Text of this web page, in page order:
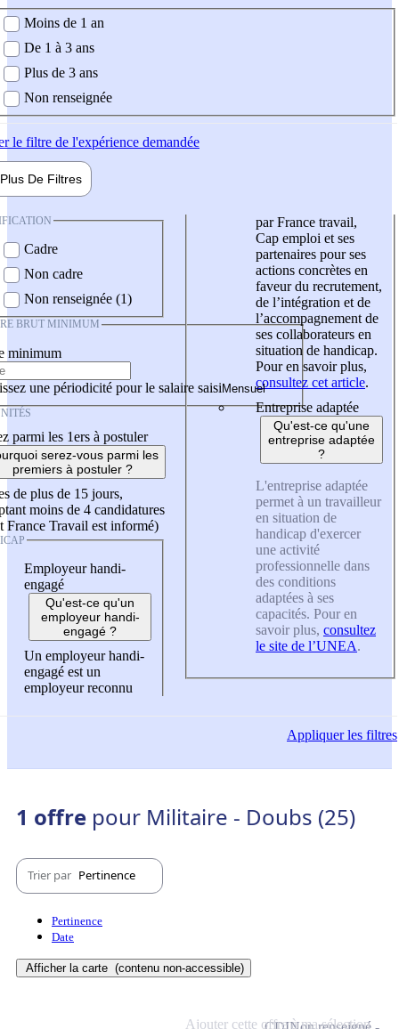
demandée
Moins de 1 an
De 1 à 3 ans
Plus de 3 ans
Non renseignée
le filtre de l'expérience demandée
Plus De Filtres
Cadre
Non cadre
Non renseignée (1)
BRUT MINIMUM
minimum
une périodicité pour le salaire saisi
parmi les 1ers à postuler
serez-vous parmi les
premiers à postuler ?
de plus de 15 jours,
moins de 4 candidatures
France Travail est informé)
Employeur handi-
engagé
Qu'est-ce qu'un
employeur handi-
engagé ?
Un employeur handi-
engagé est un
employeur reconnu
par France travail,
Cap emploi et ses
partenaires pour ses
actions concrètes en
faveur du recrutement,
de l’intégration et de
l’accompagnement de
ses collaborateurs en
situation de handicap.
Pour en savoir plus,
consultez cet article.
Entreprise adaptée
Qu'est-ce qu'une
entreprise adaptée
?
L'entreprise adaptée
permet à un travailleur
en situation de
handicap d'exercer
une activité
professionnelle dans
des conditions
adaptées à ses
capacités. Pour en
savoir plus, consultez
le site de l’UNEA.
Appliquerles filtres
1 offre pour Militaire - Doubs (25)
Trier par Pertinence
Pertinence
Date
Afficher la carte (contenu non-accessible)
Ajouter cette offre à ma sélection